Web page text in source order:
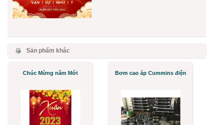
Sản phẩm khác
Chúc Mừng năm Mới Bơm cao áp Cummins điện